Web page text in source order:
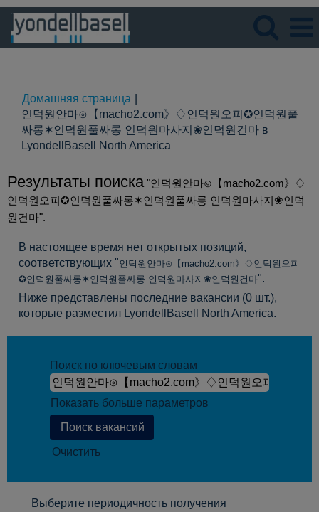
Домашняя страница
인덕원안마⊙【macho2.com》♢인덕원오피✪인덕원풀
싸롱✶인덕원풀싸롱 인덕원마사지❀인덕원건마 в
LyondellBasell North America
Результаты поиска "인덕원안마⊙【macho2.com》♢
인덕원오피✪인덕원풀싸롱✶인덕원풀싸롱 인덕원마사지❀인덕
원건마".
В настоящее время нет открытых позиций,
соответствующих "인덕원안마⊙【macho2.com》♢인덕원오피
✪인덕원풀싸롱✶인덕원풀싸롱 인덕원마사지❀인덕원건마".
Ниже представлены последние вакансии (0 шт.),
которые разместил LyondellBasell North America.
Поиск по ключевым словам
Показать больше параметров
Очистить
Выберите периодичность получения